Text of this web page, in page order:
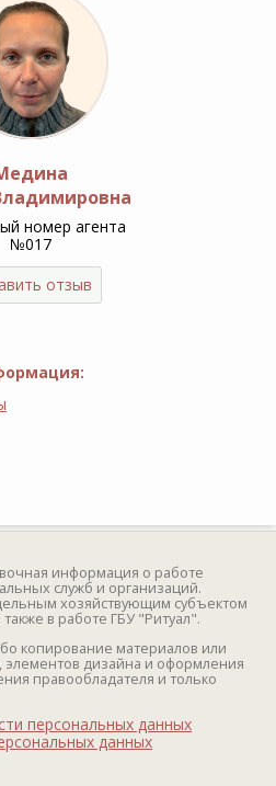
номер агента
№017
отзыв
информация о работе
служб и организаций.
хозяйствующим субъектом
в работе ГБУ "Ритуал".
копирование материалов или
элементов дизайна и оформления
правообладателя и только
персональных данных
данных